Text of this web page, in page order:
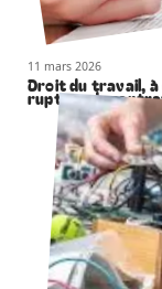
11 mars 2026
Droit du travail, à
rupture de